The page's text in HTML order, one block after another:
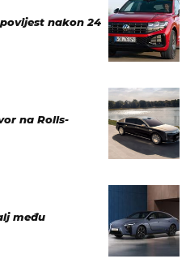
nakon 24
na Rolls-
među